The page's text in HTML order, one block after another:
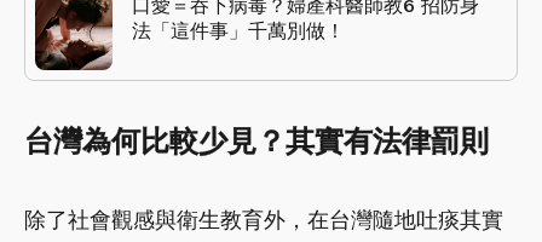
口愛＝吞下病毒？婦產科醫師教6 招防身
法「這件事」千萬別做！
台灣為何比較少見？其實有法律罰則
除了社會觀感與衛生教育外，在台灣隨地吐痰其實